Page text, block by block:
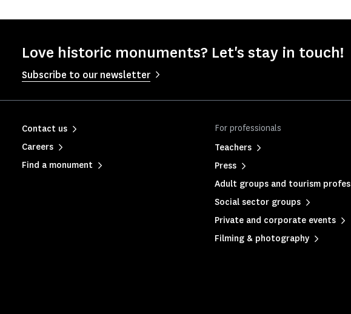
Love historic monuments? Let's stay in touch!
Subscribe to our newsletter
For professionals
Teachers
Press
Adult groups and tourism
Social sector groups
Private and corporate events
Filming & photography
Contact us
Careers
Find a monument